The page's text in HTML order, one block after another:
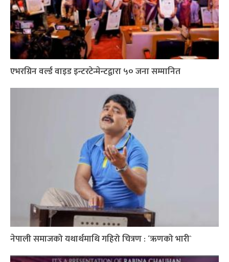
एभरग्रिन वर्ल्ड वाइड इन्टरटेन्मेन्टद्वारा ५० जना सम्मानित
नेपाली समाजको यथार्थमाथि गहिरो चित्रण : ´ऋणको भारी`